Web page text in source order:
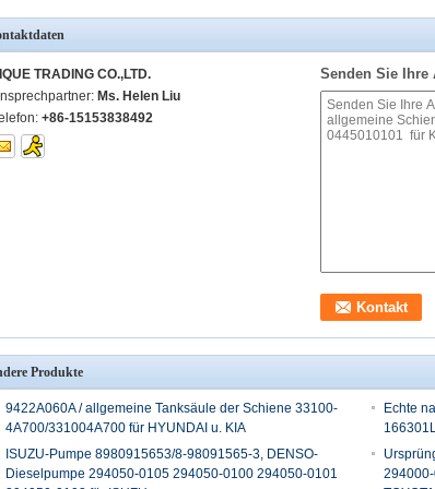
TRADING CO.,LTD.
Ms. Helen Liu
+86-15153838492
Senden Sie Ihre
Produkte
9422A060A / allgemeine Tanksäule der Schiene 33100-
4A700/331004A700 für HYUNDAI u. KIA
Echte
ISUZU-Pumpe 8980915653/8-98091565-3, DENSO-
Dieselpumpe 294050-0105 294050-0100 294050-0101